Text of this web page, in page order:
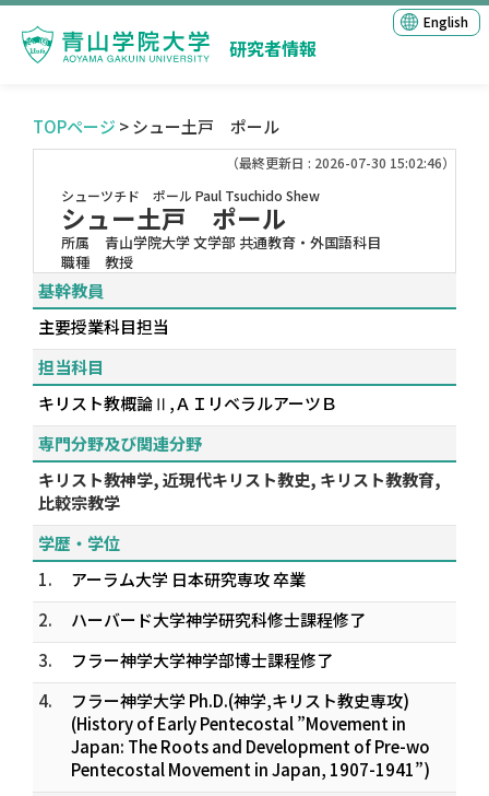
研究者情報
English
TOPページ > シュー土戸 ポール
（最終更新日 : 2026-07-30 15:02:46）
シューツチド ポール Paul Tsuchido Shew
シュー土戸 ポール
所属
青山学院大学 文学部 共通教育・外国語科目
職種
教授
基幹教員
主要授業科目担当
担当科目
キリスト教概論Ⅱ,ＡＩリベラルアーツＢ
専門分野及び関連分野
キリスト教神学, 近現代キリスト教史, キリスト教教育,
比較宗教学
学歴・学位
1.
アーラム大学 日本研究専攻 卒業
2.
ハーバード大学神学研究科修士課程修了
3.
フラー神学大学神学部博士課程修了
4.
フラー神学大学 Ph.D.(神学,キリスト教史専攻)
(History of Early Pentecostal ”Movement in
Japan: The Roots and Development of Pre-wo
Pentecostal Movement in Japan, 1907-1941”)